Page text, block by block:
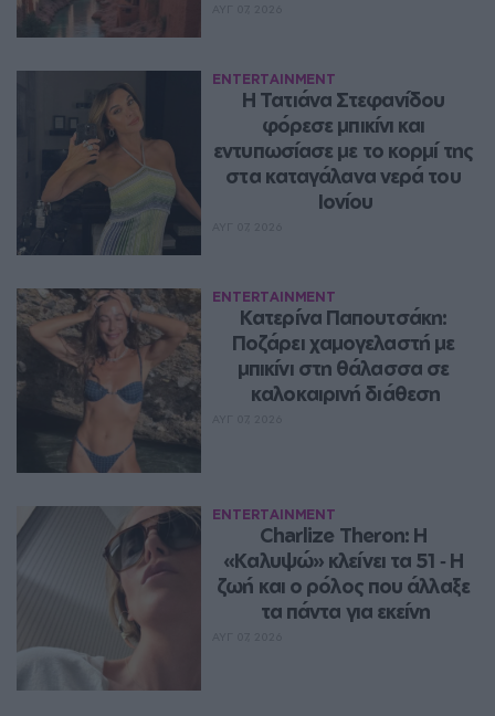
ENTERTAINMENT
Η Τατιάνα Στεφανίδου
φόρεσε μπικίνι και
εντυπωσίασε με το κορμί της
στα καταγάλανα νερά του
Ιονίου
ENTERTAINMENT
Κατερίνα Παπουτσάκη:
Ποζάρει χαμογελαστή με
μπικίνι στη θάλασσα σε
καλοκαιρινή διάθεση
ENTERTAINMENT
Charlize Theron: Η
«Καλυψώ» κλείνει τα 51 ‑ H
ζωή και ο ρόλος που άλλαξε
τα πάντα για εκείνη